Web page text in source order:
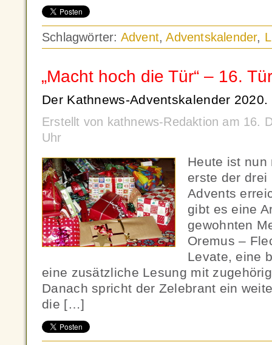
Schlagwörter: Advent,Adventskalender,
„Macht hoch die Tür“ – 16.
Der Kathnews-Adventskalender 2020.
Erstellt von kathnews-Redaktion am 16.
Uhr
Heute ist nun
erste der drei
Advents
gibt es eine
gewohnten
Oremus –
Levate, eine
eine zusätzliche Lesung mit
Danach spricht der Zelebrant ein
die […]